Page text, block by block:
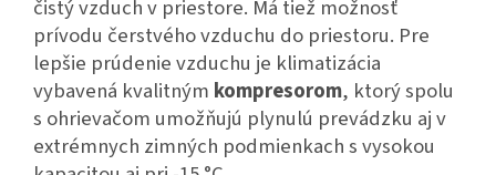
čistý vzduch v priestore. Má tiež možnosť
prívodu čerstvého vzduchu do priestoru. Pre
lepšie prúdenie vzduchu je klimatizácia
vybavená kvalitným kompresorom, ktorý spolu
s ohrievačom umožňujú plynulú prevádzku aj v
extrémnych zimných podmienkach s vysokou